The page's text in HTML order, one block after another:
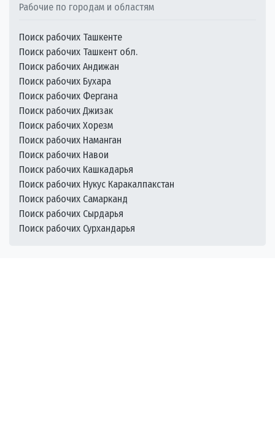
Рабочие по городам и областям
Поиск рабочих Ташкенте
Поиск рабочих Ташкент обл.
Поиск рабочих Андижан
Поиск рабочих Бухара
Поиск рабочих Фергана
Поиск рабочих Джизак
Поиск рабочих Хорезм
Поиск рабочих Наманган
Поиск рабочих Навои
Поиск рабочих Кашкадарья
Поиск рабочих Нукус Каракалпакстан
Поиск рабочих Самарканд
Поиск рабочих Сырдарья
Поиск рабочих Сурхандарья